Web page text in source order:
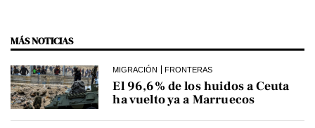
MÁS NOTICIAS
MIGRACIÓN FRONTERAS
El 96,6% de los huidos a Ceuta
ha vuelto ya a Marruecos